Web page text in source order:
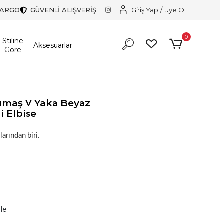
GÜVENLİ ALIŞVERİŞ Giriş Yap / Üye Ol
Stiline
Göre
Aksesuarlar
0
V Yaka Beyaz
Elbise
biri.